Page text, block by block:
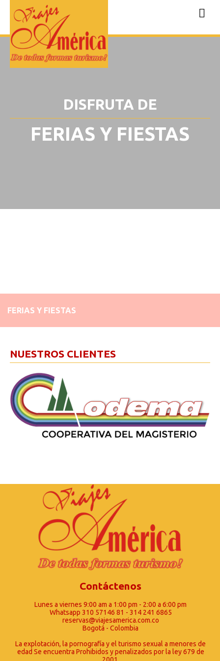
DISFRUTA DE
FERIAS Y FIESTAS
FERIAS Y FIESTAS
NUESTROS CLIENTES
Contáctenos
Lunes a viernes 9:00 am a 1:00 pm - 2:00 a 6:00 pm
Whatsapp 310 57146 81 - 314 241 6865
reservas@viajesamerica.com.co
Bogotá - Colombia
La explotación, la pornografía y el turismo sexual a menores de
edad Se encuentra Prohibidos y penalizados por la ley 679 de